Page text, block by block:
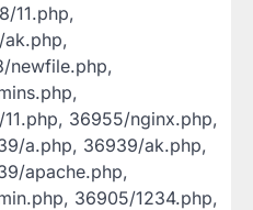
11.php,
newfile.php,
36955/nginx.php,
a.php, 36939/ak.php,
apache.php,
36905/1234.php,